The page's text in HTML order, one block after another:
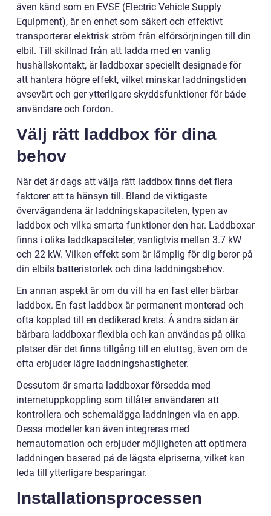
även känd som en EVSE (Electric Vehicle Supply
Equipment), är en enhet som säkert och effektivt
transporterar elektrisk ström från elförsörjningen till din
elbil. Till skillnad från att ladda med en vanlig
hushållskontakt, är laddboxar speciellt designade för
att hantera högre effekt, vilket minskar laddningstiden
avsevärt och ger ytterligare skyddsfunktioner för både
användare och fordon.
Välj rätt laddbox för dina
behov
När det är dags att välja rätt laddbox finns det flera
faktorer att ta hänsyn till. Bland de viktigaste
övervägandena är laddningskapaciteten, typen av
laddbox och vilka smarta funktioner den har. Laddboxar
finns i olika laddkapaciteter, vanligtvis mellan 3.7 kW
och 22 kW. Vilken effekt som är lämplig för dig beror på
din elbils batteristorlek och dina laddningsbehov.
En annan aspekt är om du vill ha en fast eller bärbar
laddbox. En fast laddbox är permanent monterad och
ofta kopplad till en dedikerad krets. Å andra sidan är
bärbara laddboxar flexibla och kan användas på olika
platser där det finns tillgång till en eluttag, även om de
ofta erbjuder lägre laddningshastigheter.
Dessutom är smarta laddboxar försedda med
internetuppkoppling som tillåter användaren att
kontrollera och schemalägga laddningen via en app.
Dessa modeller kan även integreras med
hemautomation och erbjuder möjligheten att optimera
laddningen baserad på de lägsta elpriserna, vilket kan
leda till ytterligare besparingar.
Installationsprocessen